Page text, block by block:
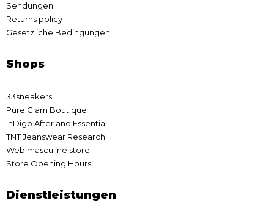
Sendungen
Returns policy
Gesetzliche Bedingungen
Shops
33sneakers
Pure Glam Boutique
InDigo After and Essential
TNT Jeanswear Research
Web masculine store
Store Opening Hours
Dienstleistungen